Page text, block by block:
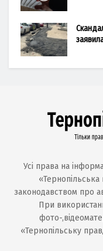
Усі права на
законодавством про
При
фото-
«Тернопільську